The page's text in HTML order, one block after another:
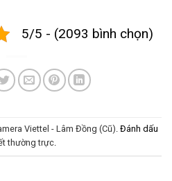
5/5 - (2093 bình chọn)
Viettel - Lâm Đồng (Cũ). Đánh dấu
thường trực.